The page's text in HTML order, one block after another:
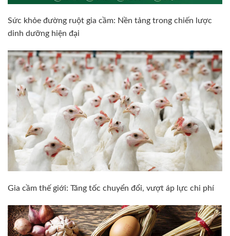
Sức khỏe đường ruột gia cầm: Nền tảng trong chiến lược
dinh dưỡng hiện đại
Gia cầm thế giới: Tăng tốc chuyển đổi, vượt áp lực chi phí